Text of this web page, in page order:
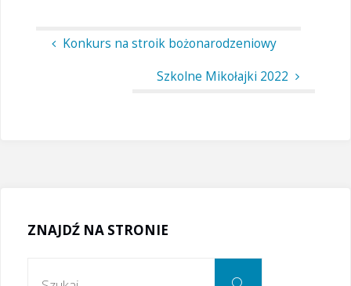
Konkurs na stroik bożonarodzeniowy
Szkolne Mikołajki 2022
ZNAJDŹ NA STRONIE